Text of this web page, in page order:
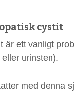
cystit
är ett vanligt
urinsten).
med denna